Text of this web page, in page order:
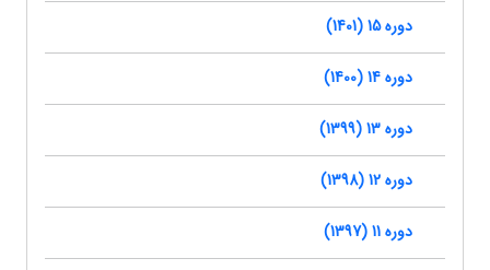
دوره 15 (1401)
دوره 14 (1400)
دوره 13 (1399)
دوره 12 (1398)
دوره 11 (1397)